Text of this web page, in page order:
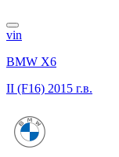
vin
BMW X6
II (F16) 2015 г.в.